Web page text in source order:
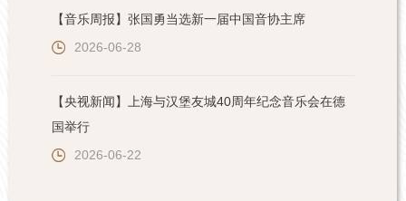
【音乐周报】张国勇当选新一届中国音协主席
2026-06-28
【央视新闻】上海与汉堡友城40周年纪念音乐会在德
国举行
2026-06-22